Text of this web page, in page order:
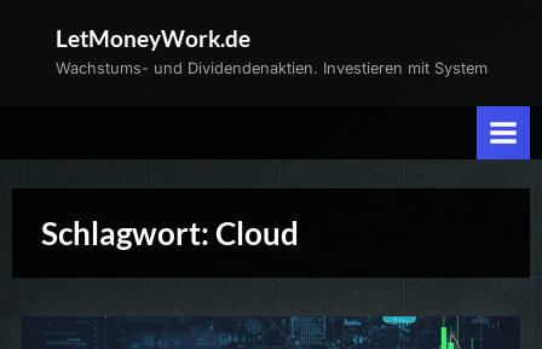
LetMoneyWork.de
Wachstums- und Dividendenaktien. Investieren mit System
Schlagwort:Cloud